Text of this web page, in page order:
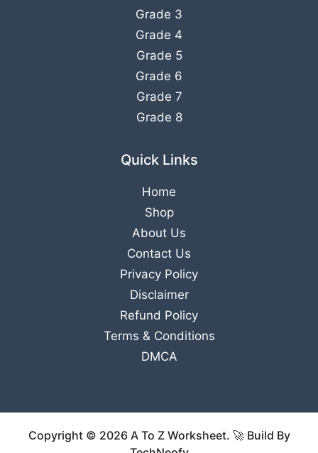
Grade 3
Grade 4
Grade 5
Grade 6
Grade 7
Grade 8
Quick Links
Home
Shop
About Us
Contact Us
Privacy Policy
Disclaimer
Refund Policy
Terms & Conditions
DMCA
Copyright © 2026 A To Z Worksheet. 🚀 Build By